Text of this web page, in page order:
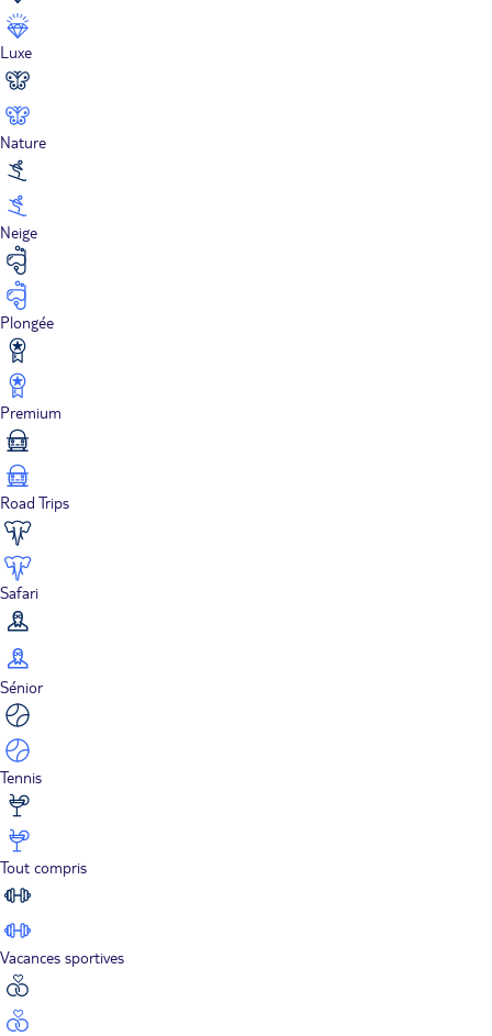
Luxe
Nature
Neige
Plongée
Premium
Road Trips
Safari
Sénior
Tennis
Tout compris
Vacances sportives